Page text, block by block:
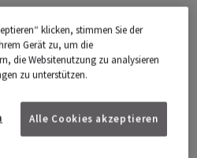
prägt, wie wir
und
Gemeinsam gestalten wir
das auf
und aufunseren
klicken, stimmen Sie der
Gerät zu, um die
die Websitenutzung zu analysieren
zu unterstützen.
Alle Cookies akzeptieren